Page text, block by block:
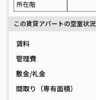
所在階
この賃貸アパートの空室状況
賃料
管理費
敷金/礼金
間取り（専有面積）